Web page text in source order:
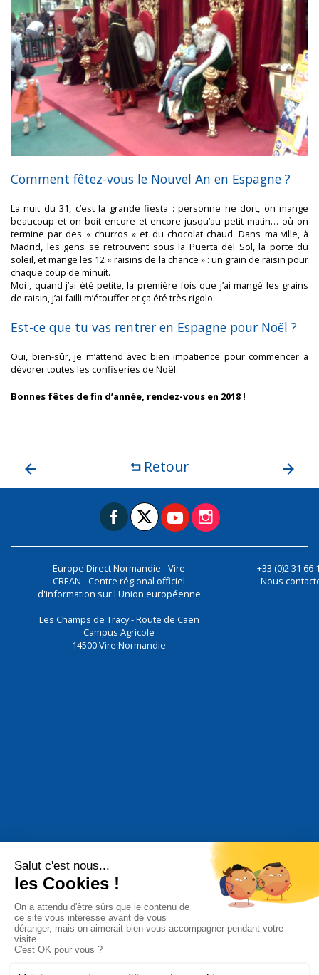
Comment fêtez-vous le Nouvel An en Espagne ?
La nuit du 31, c’est la grande fiesta : personne ne dort, on mange
beaucoup et on boit encore et encore jusqu’au petit matin… où on
termine par des « churros » et du chocolat chaud. Dans ma ville, à
Madrid, les gens se retrouvent sous la Puerta del Sol, la porte du
soleil, et mange les 12 « raisins de la chance » : un grain de raisin pour
chaque coup de minuit.
Moi , quand j’ai été petite, la première fois que j’ai mangé les grains
de raisin, j’ai failli m’étouffer et ça été très rigolo.
Est-ce que tu vas rentrer en Espagne pour Noël ?
Oui, bien-sûr, je m’attend avec bien impatience pour commencer a
dévorer toutes les confiseries de Noël.
Bonnes fêtes de fin d’année, rendez-vous en 2018 !
Retour
Europe Direct Normandie - Vire
CREAN - Centre régional officiel
d'information sur l'Union européenne
Les Champs de Tracy - Route de Caen
Campus Agricole
14500Vire Normandie
+33 (0)2 31 66
Nous